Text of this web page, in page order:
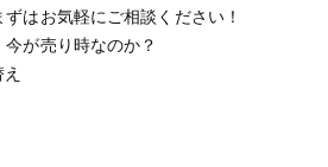
はお気軽にご相談ください！
が売り時なのか？